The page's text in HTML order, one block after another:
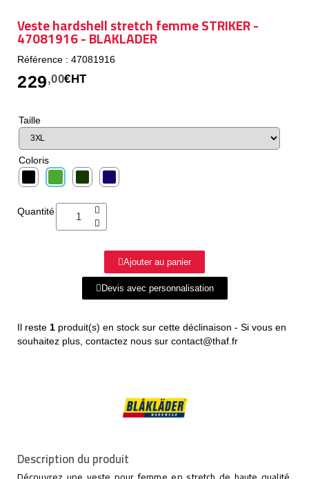
Veste hardshell stretch femme STRIKER -
47081916 - BLAKLADER
Référence : 47081916
229,00€HT
Taille
Coloris
Quantité
Ajouter au panier
Devis avec personnalisation
Il reste 1 produit(s) en stock sur cette déclinaison - Si vous en
souhaitez plus, contactez nous sur contact@thaf.fr
Description du produit